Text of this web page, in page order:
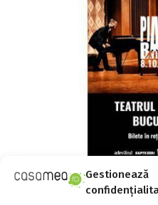
Gestionează
Cine poate cânta la